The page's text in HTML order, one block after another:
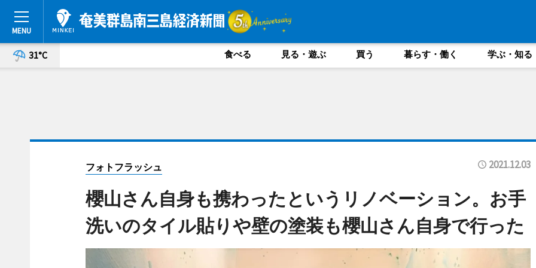
31°C 食べる 見る・遊ぶ 買う 暮らす・働く 学ぶ・知る
フォトフラッシュ 2021.12.03
櫻山さん自身も携わったというリノベーション。お手
洗いのタイル貼りや壁の塗装も櫻山さん自身で行った